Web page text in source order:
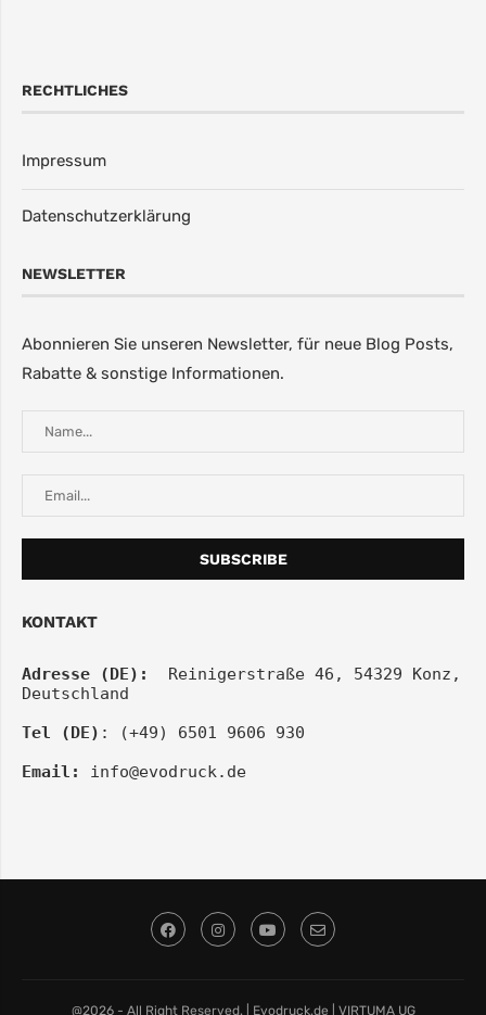
RECHTLICHES
Impressum
Datenschutzerklärung
NEWSLETTER
Abonnieren Sie unseren Newsletter, für neue Blog Posts,
Rabatte & sonstige Informationen.
KONTAKT
Adresse (DE):
Reinigerstraße 46, 54329 Konz,
Deutschland
Tel (DE) : (+49) 6501 9606 930
Email:
info@evodruck.de
@2026 - All Right Reserved. | Evodruck.de | VIRTUMA UG